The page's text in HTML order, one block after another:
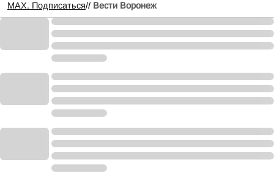
MAX. Подписаться// Вести Воронеж